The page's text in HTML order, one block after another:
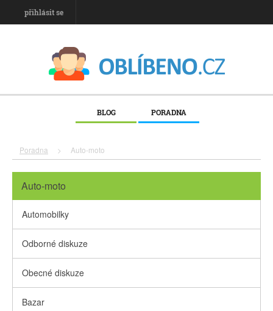
přihlásit se
BLOG PORADNA
Poradna > Auto-moto
Auto-moto
Automobilky
Odborné diskuze
Obecné diskuze
Bazar